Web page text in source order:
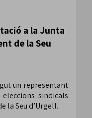
a la Junta
de la Seu
un representant
sindicals
la Seu d’Urgell.